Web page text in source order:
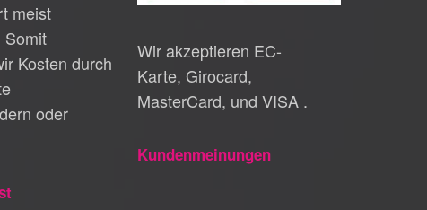
meist
Somit
Kosten durch
oder
Wir akzeptieren EC-
Karte, Girocard,
MasterCard, und VISA .
Kundenmeinungen